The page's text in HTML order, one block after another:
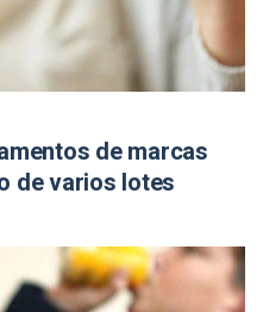
de marcas
de varios lotes